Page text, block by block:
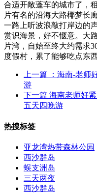
合适开敞蓬车的城市了，
片有名的沿海大路椰梦长
一路上听波浪敲打岸边的
赏识海景，好不惬意。大
片湾，自始至终大约需求
度假村，累了能够吃点东
上一篇
：海南-老师
游
下一篇 海南老师好
五天四晚游
热搜标签
亚龙湾热带森林公园
西沙群岛
蜈支洲岛
三天两夜
西沙群岛